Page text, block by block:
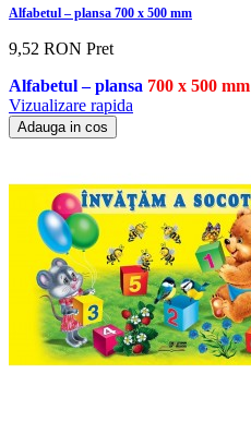
Alfabetul – plansa 700 x 500 mm
9,52 RON Pret
Alfabetul – plansa 700 x 500 mm
Vizualizare rapida
Adauga in cos